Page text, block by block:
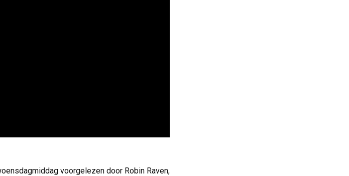
voorgelezen door Robin Raven,